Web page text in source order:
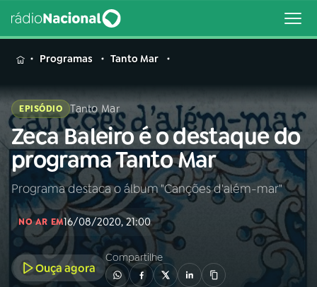
MENU
Buscar
na
Rádio
Nacional
Buscar
AO VIVO
01INÍCIO
Programas Tanto Mar
EPISÓDIO Tanto Mar
Zeca Baleiro é o destaque do
programa Tanto Mar
Programa destaca o álbum "Canções d'além-mar"
NO AR EM16/08/2020, 21:00
Ouça agora
Compartilhe